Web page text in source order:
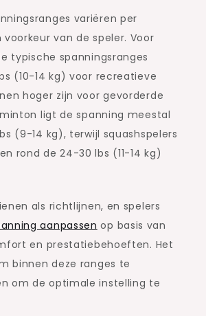
variëren per
van de speler. Voor
typische spanningsranges
(10-14 kg) voor recreatieve
hoger zijn voor gevorderde
ligt de spanning meestal
(9-14 kg), terwijl squashspelers
rond de 24-30 lbs (11-14 kg)
als richtlijnen, en spelers
aanpassen op basis van
en prestatiebehoeften. Het
binnen deze ranges te
om de optimale instelling te